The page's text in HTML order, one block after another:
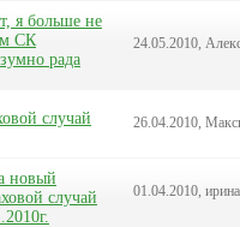
я больше не
СК
рада
24.05.2010,
случай
26.04.2010,
новый
случай
01.04.2010, ирина